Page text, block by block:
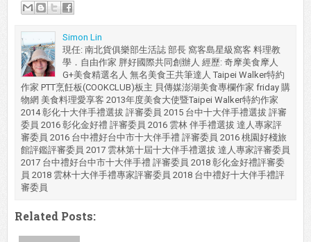
Simon Lin
現任: 南北貨俱樂部生活誌 部長 窩客島星級窩客 料理教
學．自由作家 胖好國際共同創辦人 經歷: 奇摩美食摩人
G+美食精選名人 無名美食王共筆達人 Taipei Walker特約
作家 PTT烹飪板(COOKCLUB)板主 貝傳媒澎湖美食專欄作家 friday 購
物網 美食料理愛享客 2013年度美食大使暨Taipei Walker特約作家
2014 彰化十大伴手禮選拔 評審委員 2015 台中十大伴手禮選拔 評審
委員 2016 彰化金好禮 評審委員 2016 雲林 伴手禮選拔 達人專家評
審委員 2016 台中禮好台中市十大伴手禮 評審委員 2016 桃園好棧旅
館評鑑評審委員 2017 雲林第十屆十大伴手禮選拔 達人專家評審委員
2017 台中禮好台中市十大伴手禮 評審委員 2018 彰化金好禮評審委
員 2018 雲林十大伴手禮專家評審委員 2018 台中禮好十大伴手禮評
審委員
Related Posts: